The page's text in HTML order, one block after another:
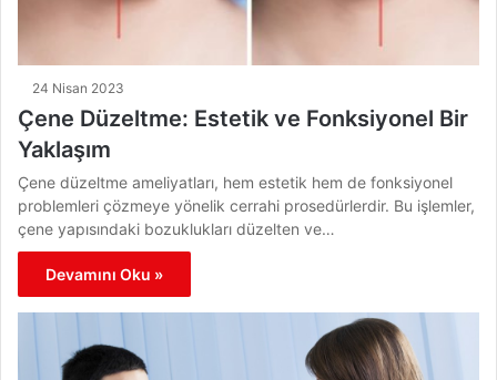
24 Nisan 2023
Çene Düzeltme: Estetik ve Fonksiyonel Bir
Yaklaşım
Çene düzeltme ameliyatları, hem estetik hem de fonksiyonel
problemleri çözmeye yönelik cerrahi prosedürlerdir. Bu işlemler,
çene yapısındaki bozuklukları düzelten ve…
Devamını Oku »